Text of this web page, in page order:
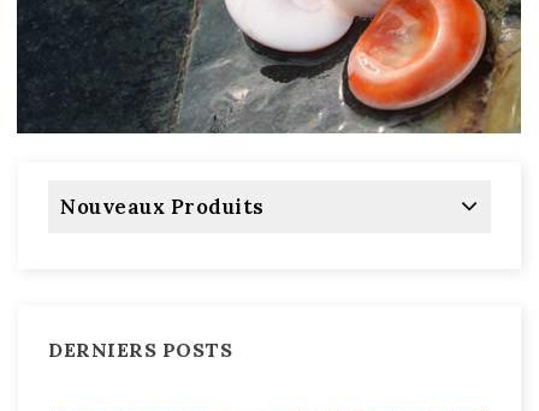
Nouveaux Produits
DERNIERS POSTS